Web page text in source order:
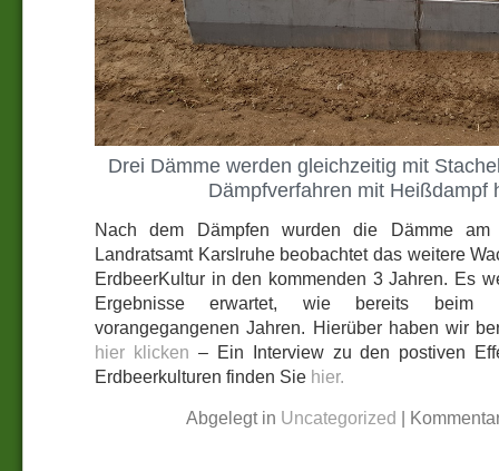
Drei Dämme werden gleichzeitig mit
Dämpfverfahren mit Heißdampf
Nach dem Dämpfen wurden die Dämme am
Landratsamt Karslruhe beobachtet das weitere
ErdbeerKultur in den kommenden 3 Jahren. Es
Ergebnisse erwartet, wie bereits beim
vorangegangenen Jahren. Hierüber haben wir
hier klicken – Ein Interview zu den postiven
Erdbeerkulturen finden Sie hier.
Abgelegt in Uncategorized |